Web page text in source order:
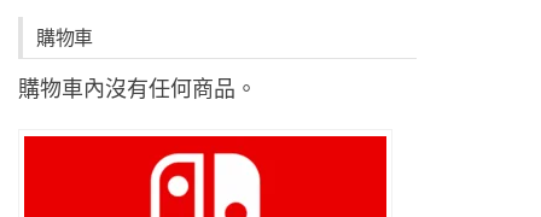
購物車
購物車內沒有任何商品。